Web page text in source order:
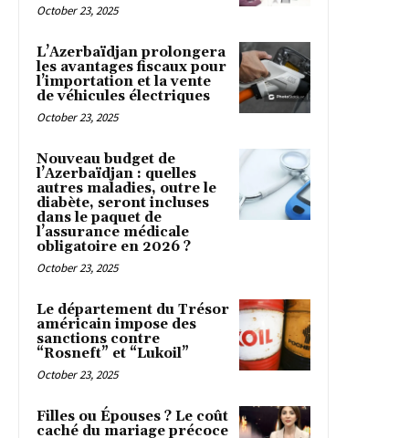
October 23, 2025
L’Azerbaïdjan prolongera
les avantages fiscaux pour
l’importation et la vente
de véhicules électriques
October 23, 2025
Nouveau budget de
l’Azerbaïdjan : quelles
autres maladies, outre le
diabète, seront incluses
dans le paquet de
l’assurance médicale
obligatoire en 2026 ?
October 23, 2025
Le département du Trésor
américain impose des
sanctions contre
“Rosneft” et “Lukoil”
October 23, 2025
Filles ou Épouses ? Le coût
caché du mariage précoce